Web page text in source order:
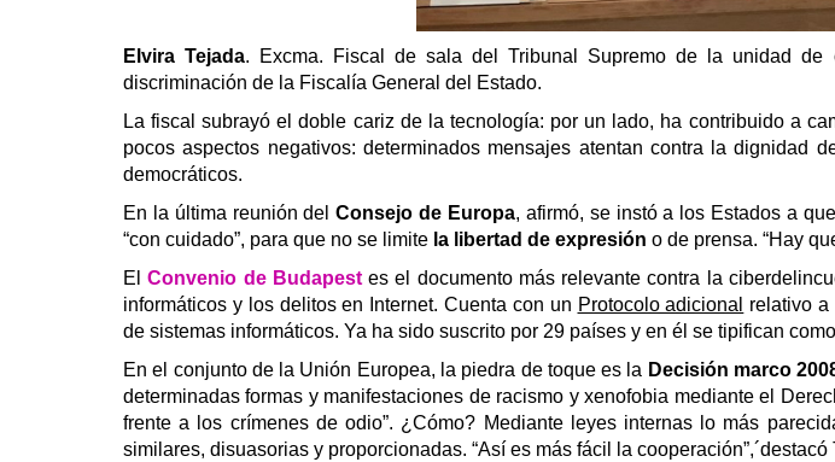
Elvira Tejada. Excma. Fiscal de sala del Tribunal Supremo de la unidad
discriminación de la Fiscalía General del Estado.
La fiscal subrayó el doble cariz de la tecnología: por un lado, ha contribuido a
pocos aspectos negativos: determinados mensajes atentan contra la
democráticos.
En la última reunión delConsejo de Europa, afirmó, se instó a los Estados a
“con cuidado”, para que no se limite la libertad de expresión o de prensa. “Hay
ElConvenio de Budapestes el documento más relevante contra la
informáticos y los delitos en Internet. Cuenta con un Protocolo adicional relativo
de sistemas informáticos. Ya ha sido suscrito por 29 países y en él se tipifican
En el conjunto de la Unión Europea, la piedra de toque es la Decisión marco
determinadas formas y manifestaciones de racismo y xenofobia mediante el
frente a los crímenes de odio”. ¿Cómo? Mediante leyes internas lo más
similares, disuasorias y proporcionadas. “Así es más fácil la cooperación”,´destacó